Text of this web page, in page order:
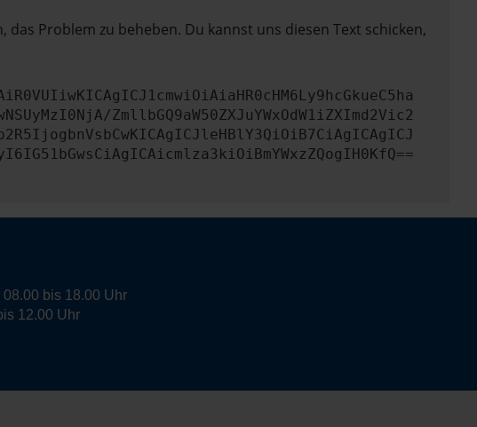
Problem zu beheben. Du kannst uns diesen Text schicken,
ZmllbGQ9aW50ZXJuYWxOdW1iZXImd2Vic2
08.00 bis 18.00 Uhr
12.00 Uhr